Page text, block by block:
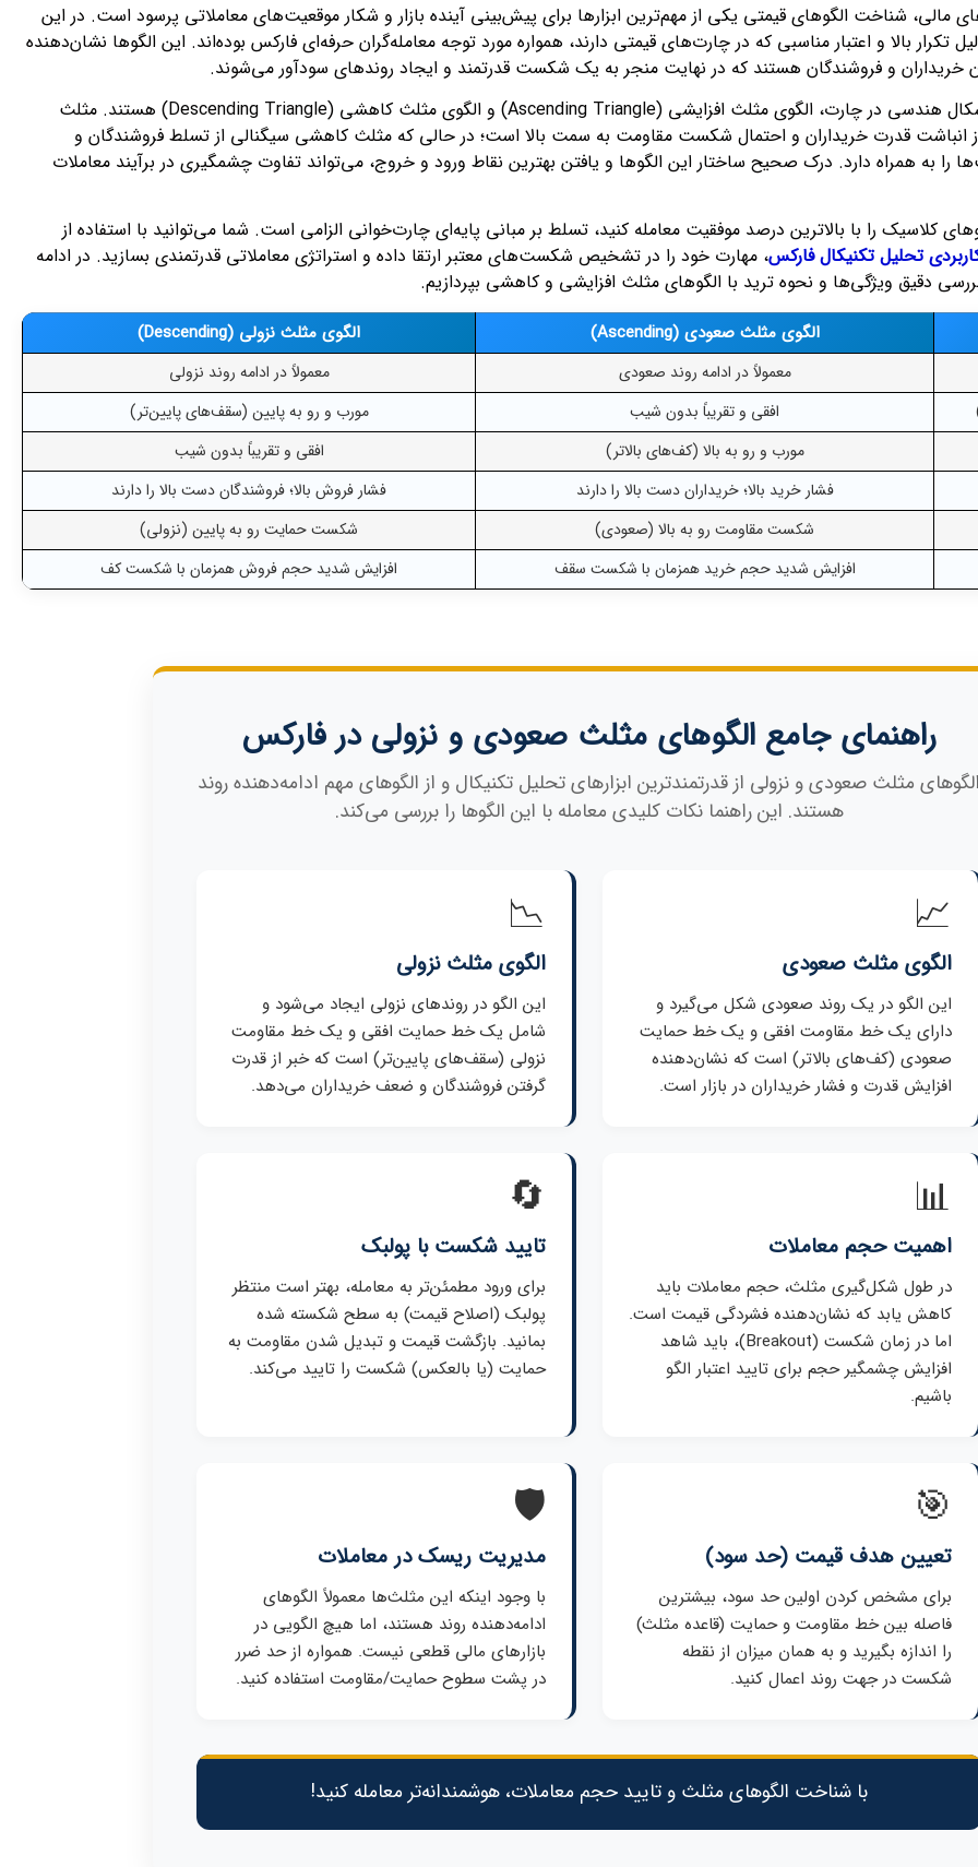
مالی، شناخت الگوهای قیمتی یکی از مهم‌ترین ابزارها برای پیش‌بینی آینده بازار و شکار موقعیت‌های معاملاتی پرسود است. در این
تکرار بالا و اعتبار مناسبی که در چارت‌های قیمتی دارند، همواره مورد توجه معامله‌گران حرفه‌ای فارکس بوده‌اند. این الگوها نشان‌دهنده
خریداران و فروشندگان هستند که در نهایت منجر به یک شکست قدرتمند و ایجاد روندهای سودآور می‌شوند.
دو مورد از پرکاربردترین اشکال هندسی در چارت، الگوی مثلث افزایشی (Ascending Triangle) و الگوی مثلث کاهشی (Descending Triangle) هستند. مثلث
از انباشت قدرت خریداران و احتمال شکست مقاومت به سمت بالا است؛ در حالی که مثلث کاهشی سیگنالی از تسلط فروشندگان و
را به همراه دارد. درک صحیح ساختار این الگوها و یافتن بهترین نقاط ورود و خروج، می‌تواند تفاوت چشمگیری در برآیند معاملات
کلاسیک را با بالاترین درصد موفقیت معامله کنید، تسلط بر مبانی پایه‌ای چارت‌خوانی الزامی است. شما می‌توانید با استفاده از
تحلیل تکنیکال فارکس، مهارت خود را در تشخیص شکست‌های معتبر ارتقا داده و استراتژی معاملاتی قدرتمندی بسازید. در ادامه
دقیق ویژگی‌ها و نحوه ترید با الگوهای مثلث افزایشی و کاهشی بپردازیم.
الگوی مثلث صعودی (Ascending) الگوی مثلث نزولی (Descending)
معمولاً در ادامه روند صعودی
معمولاً در ادامه روند نزولی
افقی و تقریباً بدون شیب
مورب و رو به پایین (سقف‌های پایین‌تر)
مورب و رو به بالا (کف‌های بالاتر)
افقی و تقریباً بدون شیب
فشار خرید بالا؛ خریداران دست بالا را دارند
فشار فروش بالا؛ فروشندگان دست بالا را دارند
شکست مقاومت رو به بالا (صعودی)
شکست حمایت رو به پایین (نزولی)
افزایش شدید حجم خرید همزمان با شکست سقف
افزایش شدید حجم فروش همزمان با شکست کف
راهنمای جامع الگوهای مثلث صعودی و نزولی در فارکس
مثلث صعودی و نزولی از قدرتمندترین ابزارهای تحلیل تکنیکال و از الگوهای مهم ادامه‌دهنده روند
هستند. این راهنما نکات کلیدی معامله با این الگوها را بررسی می‌کند.
📈
الگوی مثلث صعودی
این الگو در یک روند صعودی شکل می‌گیرد و
دارای یک خط مقاومت افقی و یک خط حمایت
صعودی (کف‌های بالاتر) است که نشان‌دهنده
افزایش قدرت و فشار خریداران در بازار است.
📉
الگوی مثلث نزولی
این الگو در روندهای نزولی ایجاد می‌شود و
شامل یک خط حمایت افقی و یک خط مقاومت
نزولی (سقف‌های پایین‌تر) است که خبر از قدرت
گرفتن فروشندگان و ضعف خریداران می‌دهد.
📊
اهمیت حجم معاملات
در طول شکل‌گیری مثلث، حجم معاملات باید
کاهش یابد که نشان‌دهنده فشردگی قیمت است.
اما در زمان شکست (Breakout)، باید شاهد
افزایش چشمگیر حجم برای تایید اعتبار الگو
باشیم.
🔄
تایید شکست با پولبک
برای ورود مطمئن‌تر به معامله، بهتر است منتظر
پولبک (اصلاح قیمت) به سطح شکسته شده
بمانید. بازگشت قیمت و تبدیل شدن مقاومت به
حمایت (یا بالعکس) شکست را تایید می‌کند.
🎯
تعیین هدف قیمت (حد سود)
برای مشخص کردن اولین حد سود، بیشترین
فاصله بین خط مقاومت و حمایت (قاعده مثلث)
را اندازه بگیرید و به همان میزان از نقطه
شکست در جهت روند اعمال کنید.
🛡️
مدیریت ریسک در معاملات
با وجود اینکه این مثلث‌ها معمولاً الگوهای
ادامه‌دهنده روند هستند، اما هیچ الگویی در
بازارهای مالی قطعی نیست. همواره از حد ضرر
در پشت سطوح حمایت/مقاومت استفاده کنید.
با شناخت الگوهای مثلث و تایید حجم معاملات، هوشمندانه‌تر معامله کنید!